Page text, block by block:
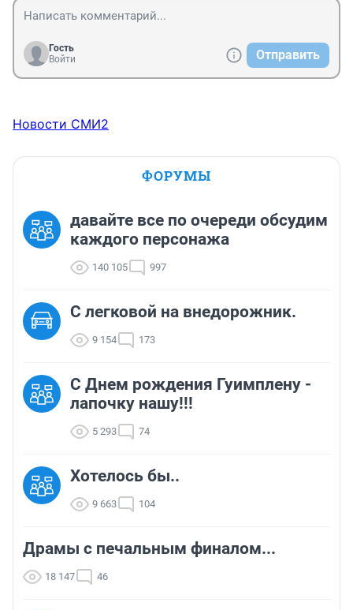
Гость
Войти
Отправить
Новости СМИ2
ФОРУМЫ
давайте все по очереди обсудим
каждого персонажа
140 105 997
C легковой на внедорожник.
9 154 173
С Днем рождения Гуимплену -
лапочку нашу!!!
5 293 74
Хотелось бы..
9 663 104
Драмы с печальным финалом...
18 147 46